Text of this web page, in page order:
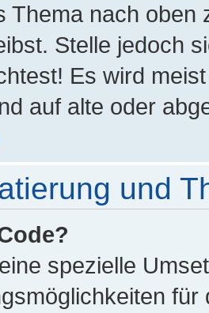
Thema nach oben
Stelle jedoch
Es wird
auf alte oder
und
spezielle